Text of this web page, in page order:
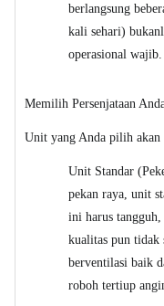
berlangsung
kali sehari)
operasional
Memilih Persenjataan
Unit yang Anda pilih akan
Unit Standar
pekan raya, unit
ini harus
kualitas pun tidak
berventilasi baik
roboh tertiup